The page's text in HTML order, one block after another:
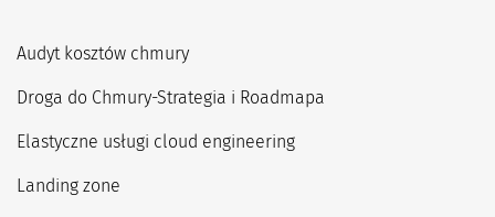
Audyt kosztów chmury
Droga do Chmury-Strategia i Roadmapa
Elastyczne usługi cloud engineering
Landing zone